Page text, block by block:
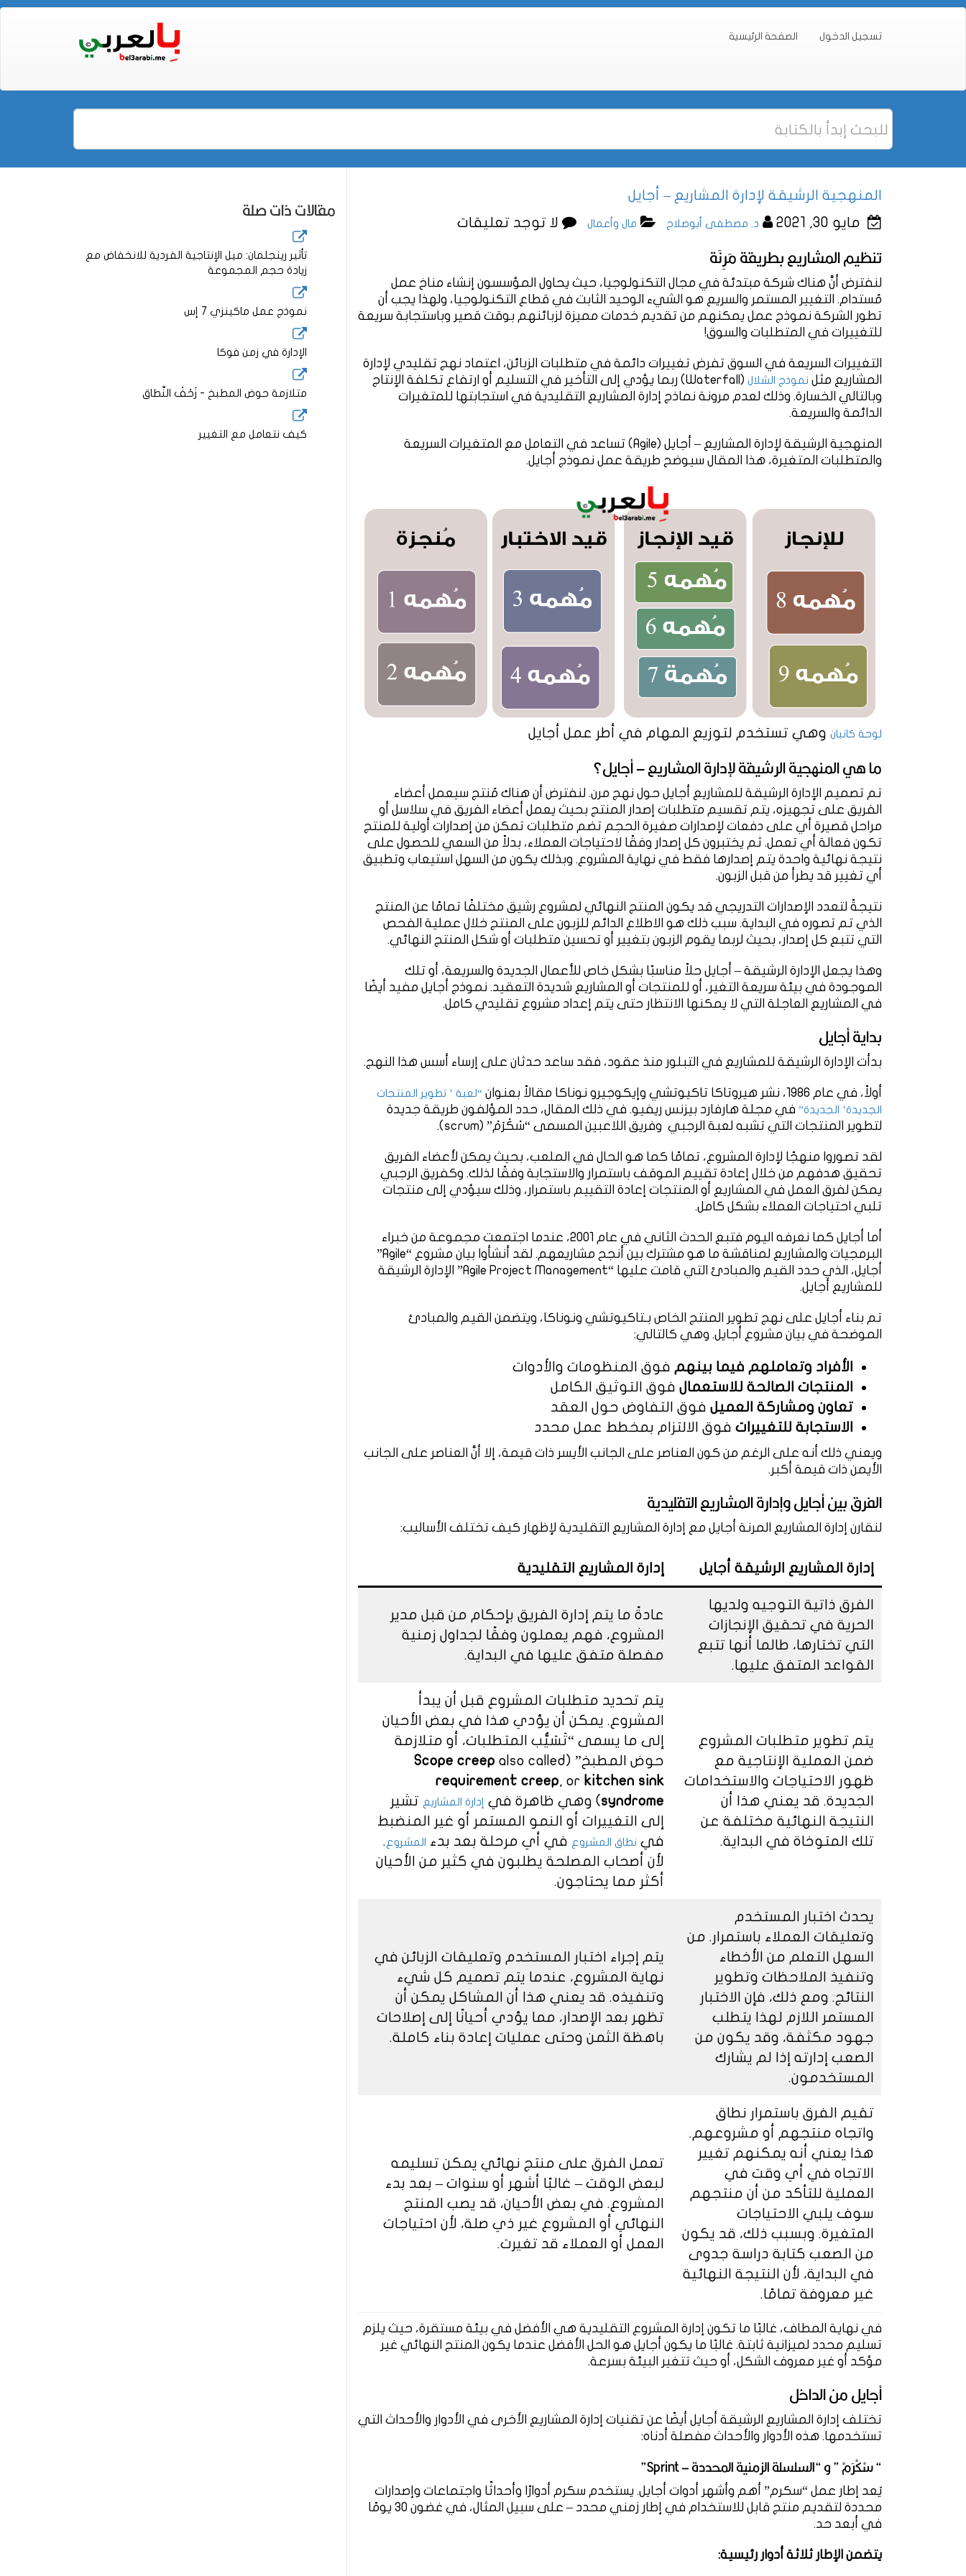
الصفحة الرئيسية تسجيل الدخول
مقالات ذات صلة
تأثير رينجلمان: ميل الإنتاجية الفردية للانخفاض مع
زيادة حجم المجموعة
نموذج عمل ماكينزي 7 إس
الإدارة في زمن فوكا
متلازمة حوض المطبخ - زَحْفْ النِّطاق
كيف نتعامل مع التغيير
المنهجية الرشيقة لإدارة المشاريع – أجايل
مايو 30, 2021
د. مصطفى أبوصلاح مال وأعمال لا توجد تعليقات
تنظيم المشاريع بطريقة مَرِنَة
لنفترض أنَّ هناك شركة مبتدئة في مجال التكنولوجيا، حيث يحاول المؤسسون إنشاء مناخ عمل
مُستدام. التغيير المستمر والسريع هو الشيء الوحيد الثابت في قطاع التكنولوجيا، ولهذا يجب أن
تطور الشركة نموذج عمل يمكنهم من تقديم خدمات مميزة لزبائنهم بوقت قصير وباستجابة سريعة
للتغييرات في المتطلبات والسوق!
التغييرات السريعة في السوق تفرض تغييرات دائمة في متطلبات الزبائن، اعتماد نهج تقليدي لإدارة
المشاريع مثل نموذج الشلال
(Waterfall) ربما يؤدي إلى التأخير في التسليم أو ارتفاع تكلفة الإنتاج
وبالتالي الخسارة. وذلك لعدم مرونة نماذج إدارة المشاريع التقليدية في استجابتها للمتغيرات
الدائمة والسريعة.
المنهجية الرشيقة لإدارة المشاريع – أجايل (Agile) تساعد في التعامل مع المتغيرات السريعة
والمتطلبات المتغيرة، هذا المقال سيوضح طريقة عمل نموذج أجايل.
لوحة كانبان وهي تستخدم لتوزيع المهام في أطر عمل أجايل
ما هي المنهجية الرشيقة لإدارة المشاريع – أجايل؟
تم تصميم الإدارة الرشيقة للمشاريع أجايل حول نهج مرن. لنفترض أن هناك مُنتج سيعمل أعضاء
الفريق على تجهيزه، يتم تقسيم متطلبات إصدار المنتج بحيث يعمل أعضاء الفريق في سلاسل أو
مراحل قصيرة أي على دفعات لإصدارات صغيرة الحجم تضم متطلبات تمكن من إصدارات أولية للمنتج
تكون فعالة أي تعمل. ثم يختبرون كل إصدار وفقًا لاحتياجات العملاء، بدلاً من السعي للحصول على
نتيجة نهائية واحدة يتم إصدارها فقط في نهاية المشروع. وبذلك يكون من السهل استيعاب وتطبيق
أي تغيير قد يطرأ من قبل الزبون.
نتيجةً لتعدد الإصدارات التدريجي قد يكون المنتج النهائي لمشروع رشيق مختلفًا تمامًا عن المنتج
الذي تم تصوره في البداية. سبب ذلك هو الاطلاع الدائم للزبون على المنتج خلال عملية الفحص
التي تتبع كل إصدار، بحيث لربما يقوم الزبون بتغيير أو تحسين متطلبات أو شكل المنتج النهائي.
وهذا يجعل الإدارة الرشيقة – أجايل حلاً مناسبًا بشكل خاص للأعمال الجديدة والسريعة، أو تلك
الموجودة في بيئة سريعة التغير، أو للمنتجات أو المشاريع شديدة التعقيد. نموذج أجايل مفيد أيضًا
في المشاريع العاجلة التي لا يمكنها الانتظار حتى يتم إعداد مشروع تقليدي كامل.
بداية أجايل
بدأت الإدارة الرشيقة للمشاريع في التبلور منذ عقود، فقد ساعد حدثان على إرساء أسس هذا النهج.
أولاً، في عام 1986، نشر هيروتاكا تاكيوتشي وإيكوجيرو نوناكا مقالاً بعنوان
“لعبة ’ تطوير المنتجات
الجديدة’ الجديدة” في مجلة هارفارد بيزنس ريفيو. في ذلك المقال، حدد المؤلفون طريقة جديدة
لتطوير المنتجات التي تشبه لعبة الرجبي وفريق اللاعبين المسمى “سْكْرَمْ” (scrum).
لقد تصوروا منهجًا لإدارة المشروع، تمامًا كما هو الحال في الملعب، بحيث يمكن لأعضاء الفريق
تحقيق هدفهم من خلال إعادة تقييم الموقف باستمرار والاستجابة وفقًا لذلك. وكفريق الرجبي
يمكن لفرق العمل في المشاريع أو المنتجات إعادة التقييم باستمرار، وذلك سيؤدي إلى منتجات
تلبي احتياجات العملاء بشكل كامل.
أما أجايل كما نعرفه اليوم فتبع الحدث الثاني في عام 2001، عندما اجتمعت مجموعة من خبراء
البرمجيات والمشاريع لمناقشة ما هو مشترك بين أنجح مشاريعهم. لقد أنشأوا بيان مشروع “Agile”
أجايل، الذي حدد القيم والمبادئ التي قامت عليها “Agile Project Management” الإدارة الرشيقة
للمشاريع أجايل.
تم بناء أجايل على نهج تطوير المنتج الخاص بـتاكيوتشي ونوناكا، ويتضمن القيم والمبادئ
الموضحة في بيان مشروع أجايل. وهي كالتالي:
الأفراد وتعاملهم فيما بينهم فوق المنظومات والأدوات
المنتجات الصالحة للاستعمال فوق التوثيق الكامل
تعاون ومشاركة العميل فوق التفاوض حول العقد
الاستجابة للتغييرات فوق الالتزام بمخطط عمل محدد
ويعني ذلك أنه على الرغم من كون العناصر على الجانب الأيسر ذات قيمة، إلا أنَّ العناصر على الجانب
الأيمن ذات قيمة أكبر.
الفرق بين أجايل وإدارة المشاريع التقليدية
لنقارن إدارة المشاريع المرنة أجايل مع إدارة المشاريع التقليدية لإظهار كيف تختلف الأساليب:
إدارة المشاريع الرشيقة أجايل إدارة المشاريع التقليدية
الفرق ذاتية التوجيه ولديها
الحرية في تحقيق الإنجازات
التي تختارها، طالما أنها تتبع
القواعد المتفق عليها.
عادةً ما يتم إدارة الفريق بإحكام من قبل مدير
المشروع، فهم يعملون وفقًا لجداول زمنية
مفصلة متفق عليها في البداية.
يتم تطوير متطلبات المشروع
ضمن العملية الإنتاجية مع
ظهور الاحتياجات والاستخدامات
الجديدة. قد يعني هذا أن
النتيجة النهائية مختلفة عن
تلك المتوخاة في البداية.
يتم تحديد متطلبات المشروع قبل أن يبدأ
المشروع. يمكن أن يؤدي هذا في بعض الأحيان
إلى ما يسمى “تَسَيُّب المتطلبات، أو متلازمة
حوض المطبخ” (
Scope creep also called
requirement creep, or kitchen sink
syndrome) وهي ظاهرة في إدارة المشاريع تشير
إلى التغييرات أو النمو المستمر أو غير المنضبط
في نطاق المشروع في أي مرحلة بعد بدء المشروع .
لأن أصحاب المصلحة يطلبون في كثير من الأحيان
أكثر مما يحتاجون.
يحدث اختبار المستخدم
وتعليقات العملاء باستمرار. من
السهل التعلم من الأخطاء
وتنفيذ الملاحظات وتطوير
النتائج. ومع ذلك، فإن الاختبار
المستمر اللازم لهذا يتطلب
جهود مكثفة، وقد يكون من
الصعب إدارته إذا لم يشارك
المستخدمون.
يتم إجراء اختبار المستخدم وتعليقات الزبائن في
نهاية المشروع، عندما يتم تصميم كل شيء
وتنفيذه. قد يعني هذا أن المشاكل يمكن أن
تظهر بعد الإصدار، مما يؤدي أحيانًا إلى إصلاحات
باهظة الثمن وحتى عمليات إعادة بناء كاملة.
تقيم الفرق باستمرار نطاق
واتجاه منتجهم أو مشروعهم.
هذا يعني أنه يمكنهم تغيير
الاتجاه في أي وقت في
العملية للتأكد من أن منتجهم
سوف يلبي الاحتياجات
المتغيرة. وبسبب ذلك، قد يكون
من الصعب كتابة دراسة جدوى
في البداية، لأن النتيجة النهائية
غير معروفة تمامًا.
تعمل الفرق على منتج نهائي يمكن تسليمه
لبعض الوقت – غالبًا أشهر أو سنوات – بعد بدء
المشروع. في بعض الأحيان، قد يصب المنتج
النهائي أو المشروع غير ذي صلة، لأن احتياجات
العمل أو العملاء قد تغيرت.
في نهاية المطاف، غالبًا ما تكون إدارة المشروع التقليدية هي الأفضل في بيئة مستقرة، حيث يلزم
تسليم محدد لميزانية ثابتة. غالبًا ما يكون أجايل هو الحل الأفضل عندما يكون المنتج النهائي غير
مؤكد أو غير معروف الشكل، أو حيث تتغير البيئة بسرعة.
أجايل من الداخل
تختلف إدارة المشاريع الرشيقة أجايل أيضًا عن تقنيات إدارة المشاريع الأخرى في الأدوار والأحداث التي
تستخدمها. هذه الأدوار والأحداث مفصلة أدناه:
“سْكْرَمْ ” و “السلسلة الزمنية المحددة – Sprint”
يَعد إطار عمل “سكرم” أهم وأشهر أدوات أجايل. يستخدم سكرم أدوارًا وأحداثًا واجتماعات وإصدارات
محددة لتقديم منتج قابل للاستخدام في إطار زمني محدد – على سبيل المثال، في غضون 30 يومًا
في أبعد حد.
يتضمن الإطار ثلاثة أدوار رئيسية: